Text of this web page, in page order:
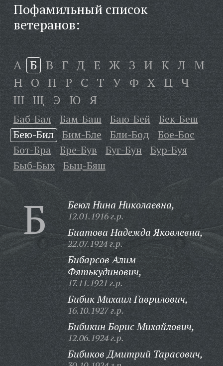
Пофамильный список
ветеранов:
А Б В Г Д Е Ж З И К Л М
Н О П Р С Т У Ф Х Ц Ч
Ш Щ Э Ю Я
Баб-Бал Бам-Баш Баю-Бей
Бек-Беш
Бею-Бил
Бим-Бле Бли-Бод
Бое-Бос
Бот-Бра
Бре-Був Буг-Бун
Бур-Буя
Быб-Бых
Быц-Бяш
Б Беюл Нина Николаевна,
12.01.1916 г.р.
Биатова Надежда Яковлевна,
22.07.1924 г.р.
Бибарсов Алим
Фятькудинович,
17.11.1921 г.р.
Бибик Михаил Гаврилович,
16.10.1927 г.р.
Бибикин Борис Михайлович,
12.06.1924 г.р.
Бибиков Дмитрий Тарасович,